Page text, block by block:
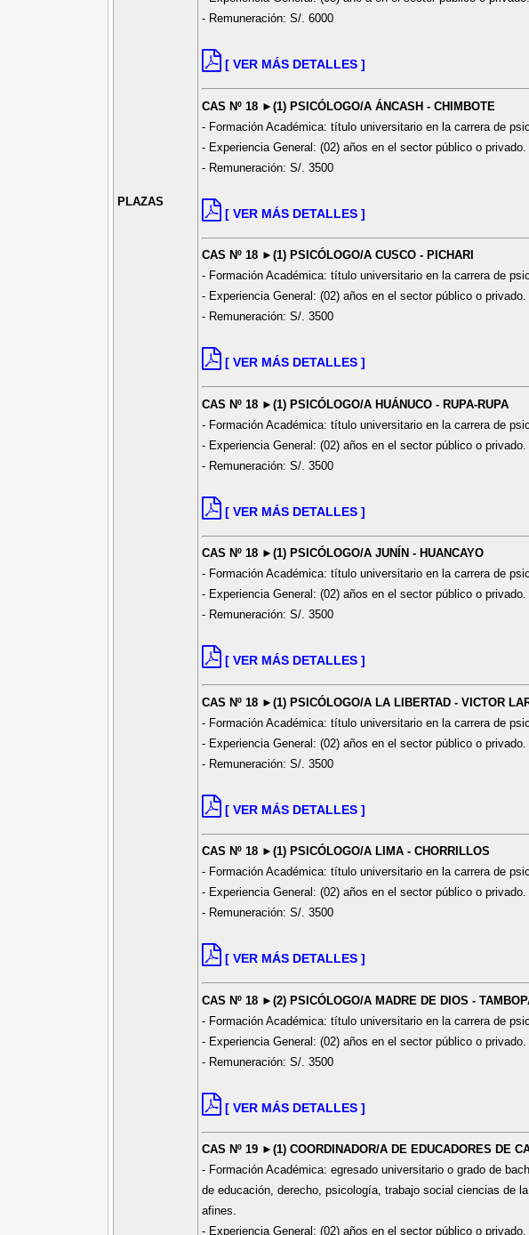
PLAZAS
- Remuneración: S/. 6000
[ VER MÁS DETALLES ]
CAS Nº 18 ►(1) PSICÓLOGO/A ÁNCASH - CHIMBOTE
- Formación Académica: título universitario en la carrera de
- Experiencia General: (02) años en el sector público o privado.
- Remuneración: S/. 3500
[ VER MÁS DETALLES ]
CAS Nº 18 ►(1) PSICÓLOGO/A CUSCO - PICHARI
- Formación Académica: título universitario en la carrera de
- Experiencia General: (02) años en el sector público o privado.
- Remuneración: S/. 3500
[ VER MÁS DETALLES ]
CAS Nº 18 ►(1) PSICÓLOGO/A HUÁNUCO - RUPA-RUPA
- Formación Académica: título universitario en la carrera de
- Experiencia General: (02) años en el sector público o privado.
- Remuneración: S/. 3500
[ VER MÁS DETALLES ]
CAS Nº 18 ►(1) PSICÓLOGO/A JUNÍN - HUANCAYO
- Formación Académica: título universitario en la carrera de
- Experiencia General: (02) años en el sector público o privado.
- Remuneración: S/. 3500
[ VER MÁS DETALLES ]
CAS Nº 18 ►(1) PSICÓLOGO/A LA LIBERTAD - VICTOR
- Formación Académica: título universitario en la carrera de
- Experiencia General: (02) años en el sector público o privado.
- Remuneración: S/. 3500
[ VER MÁS DETALLES ]
CAS Nº 18 ►(1) PSICÓLOGO/A LIMA - CHORRILLOS
- Formación Académica: título universitario en la carrera de
- Experiencia General: (02) años en el sector público o privado.
- Remuneración: S/. 3500
[ VER MÁS DETALLES ]
CAS Nº 18 ►(2) PSICÓLOGO/A MADRE DE DIOS -
- Formación Académica: título universitario en la carrera de
- Experiencia General: (02) años en el sector público o privado.
- Remuneración: S/. 3500
[ VER MÁS DETALLES ]
CAS Nº 19 ►(1) COORDINADOR/A DE EDUCADORES DE
- Formación Académica: egresado universitario o grado de
de educación, derecho, psicología, trabajo social ciencias de
afines.
- Experiencia General: (02) años en el sector público o privado.